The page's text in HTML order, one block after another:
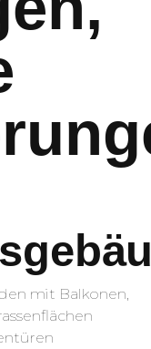
mit Balkonen,